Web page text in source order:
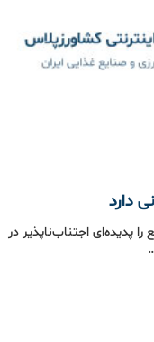
پدیده‌ای اجتناب‌ناپذیر در